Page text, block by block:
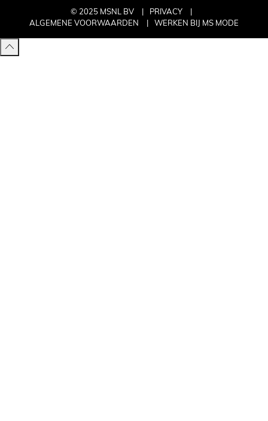
© 2025 MSNL BV
PRIVACY
ALGEMENE VOORWAARDEN
WERKEN BIJ MS MODE